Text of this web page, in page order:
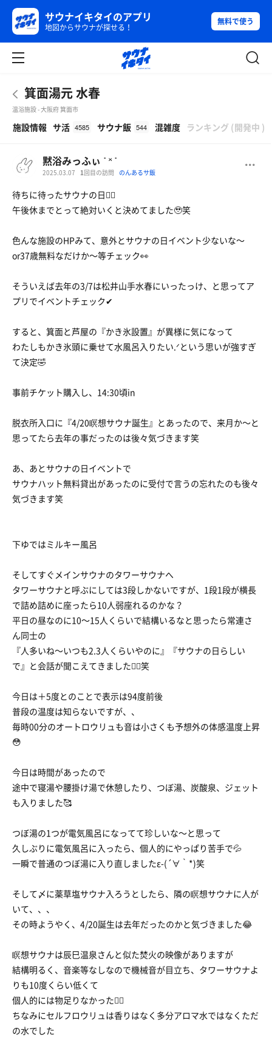
サウナイキタイのアプリ
地図からサウナが探せる！
無料で使う
箕面湯元 水春
温浴施設 - 大阪府 箕面市
施設情報 サ活 4585 サウナ飯 544 混雑度 ランキング (開発中 )
黙浴みっふぃ ˙ ˟ ˙
2025.03.07 1回目の訪問 のんあるサ飯
待ちに待ったサウナの日🧖‍♀
午後休までとって絶対いくと決めてました🥹笑
色んな施設のHPみて、意外とサウナの日イベント少ないな〜
or37歳無料なだけか〜等チェック👀
そういえば去年の3/7は松井山手水春にいったっけ、と思ってア
プリでイベントチェック✔
すると、箕面と芦屋の『かき氷設置』が異様に気になって
わたしもかき氷頭に乗せて水風呂入りたい.ᐟという思いが強すぎ
て決定🤣
事前チケット購入し、14:30頃in
脱衣所入口に『4/20瞑想サウナ誕生』とあったので、来月か〜と
思ってたら去年の事だったのは後々気づきます笑
あ、あとサウナの日イベントで
サウナハット無料貸出があったのに受付で言うの忘れたのも後々
気づきます笑
下ゆではミルキー風呂
そしてすぐメインサウナのタワーサウナへ
タワーサウナと呼ぶにしては3段しかないですが、1段1段が横長
で詰め詰めに座ったら10人弱座れるのかな？
平日の昼なのに10〜15人くらいで結構いるなと思ったら常連さ
ん同士の
『人多いね〜いつも2.3人くらいやのに』『サウナの日らしい
で』と会話が聞こえてきました🧖‍♀笑
今日は＋5度とのことで表示は94度前後
普段の温度は知らないですが、、
毎時00分のオートロウリュも音は小さくも予想外の体感温度上昇
😳
今日は時間があったので
途中で寝湯や腰掛け湯で休憩したり、つぼ湯、炭酸泉、ジェット
も入りました🥰
つぼ湯の1つが電気風呂になってて珍しいな〜と思って
久しぶりに電気風呂に入ったら、個人的にやっぱり苦手で💦
一瞬で普通のつぼ湯に入り直しましたε-(´∀｀*)笑
そして〆に薬草塩サウナ入ろうとしたら、隣の瞑想サウナに人が
いて、、、
その時ようやく、4/20誕生は去年だったのかと気づきました😂
瞑想サウナは辰巳温泉さんと似た焚火の映像がありますが
結構明るく、音楽等なしなので機械音が目立ち、タワーサウナよ
りも10度くらい低くて
個人的には物足りなかった😵‍💫
ちなみにセルフロウリュは香りはなく多分アロマ水ではなくただ
の水でした